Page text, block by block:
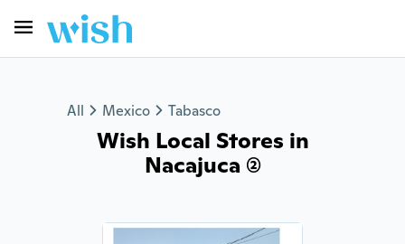
All Mexico Tabasco
Wish Local Stores in
Nacajuca (2)